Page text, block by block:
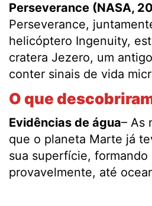
Perseverance (NASA,
Perseverance,
helicóptero Ingenuity,
cratera Jezero, um
conter sinais de vida
O que
Evidências de água– As
que o planeta Marte já
sua superfície, formando
provavelmente, até